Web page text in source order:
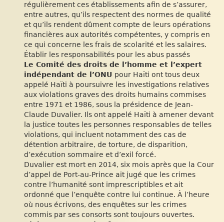
régulièrement ces établissements afin de s’assurer,
entre autres, qu’ils respectent des normes de qualité
et qu’ils rendent dûment compte de leurs opérations
financières aux autorités compétentes, y compris en
ce qui concerne les frais de scolarité et les salaires.
Établir les responsabilités pour les abus passés
Le Comité des droits de l’homme et l’expert
indépendant de l’ONU pour Haïti ont tous deux
appelé Haïti à poursuivre les investigations relatives
aux violations graves des droits humains commises
entre 1971 et 1986, sous la présidence de Jean-
Claude Duvalier. Ils ont appelé Haïti à amener devant
la justice toutes les personnes responsables de telles
violations, qui incluent notamment des cas de
détention arbitraire, de torture, de disparition,
d’exécution sommaire et d’exil forcé.
Duvalier est mort en 2014, six mois après que la Cour
d’appel de Port-au-Prince ait jugé que les crimes
contre l’humanité sont imprescriptibles et ait
ordonné que l’enquête contre lui continue. À l’heure
où nous écrivons, des enquêtes sur les crimes
commis par ses consorts sont toujours ouvertes.